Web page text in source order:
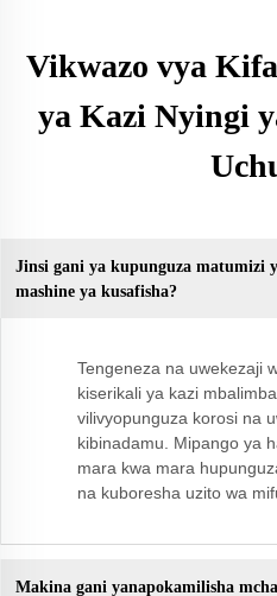
Vikwazo vya
ya Kazi Nyingi
Jinsi gani ya kupunguza matumizi
mashine ya kusafisha?
Tengeneza na uwekezaji
kiserikali ya kazi
vilivyopunguza korosi na
kibinadamu. Mipango ya
mara kwa mara
na kuboresha uzito wa
Makina gani yanapokamilisha